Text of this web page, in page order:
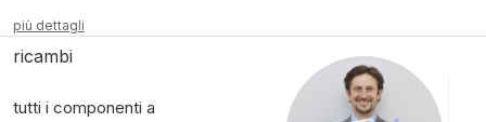
più dettagli
ricambi
tutti i componenti a